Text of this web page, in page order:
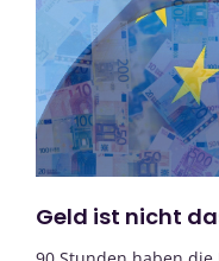
Geld ist nicht